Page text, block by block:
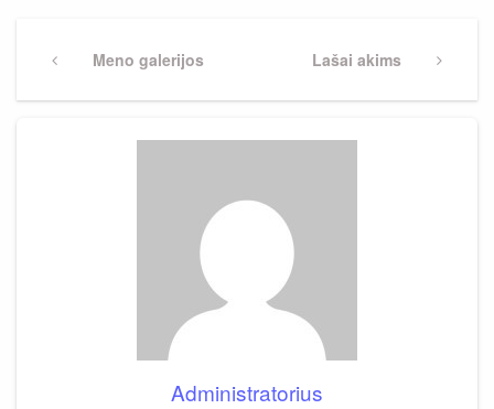
tarp
įrašų
PreviousMeno galerijos
Next
Lašai akims
Administratorius